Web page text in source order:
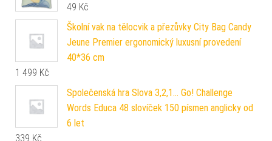
49 Kč
Školní vak na tělocvik a přezůvky City Bag Candy
Jeune Premier ergonomický luxusní provedení
40*36 cm
1 499 Kč
Společenská hra Slova 3,2,1... Go! Challenge
Words Educa 48 slovíček 150 písmen anglicky od
6 let
339 Kč